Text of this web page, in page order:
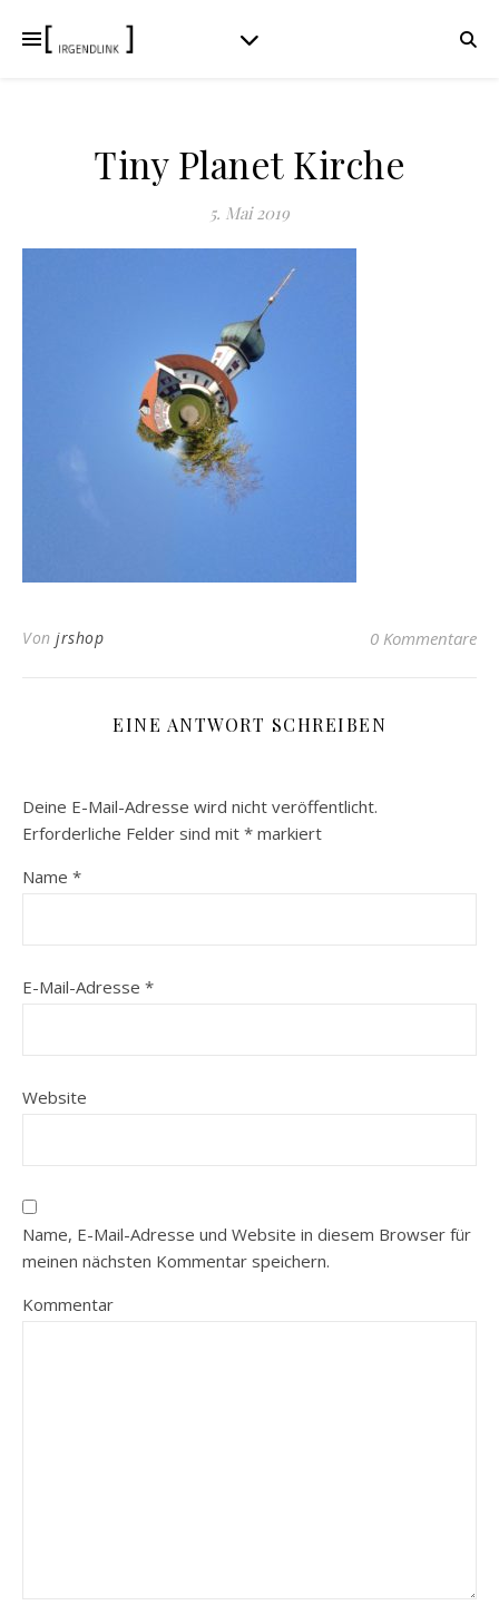
Tiny Planet Kirche
5. Mai 2019
Von jrshop 0 Kommentare
EINE ANTWORT SCHREIBEN
Deine E-Mail-Adresse wird nicht veröffentlicht.
Erforderliche Felder sind mit * markiert
Name *
E-Mail-Adresse *
Website
Name, E-Mail-Adresse und Website in diesem Browser für
meinen nächsten Kommentar speichern.
Kommentar